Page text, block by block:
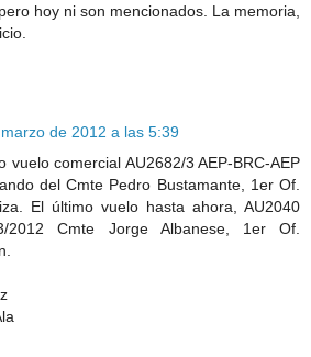
hoy ni son mencionados. La memoria,
de 2012 a las 5:39
vuelo comercial AU2682/3 AEP-BRC-AEP
del Cmte Pedro Bustamante, 1er Of.
El último vuelo hasta ahora, AU2040
2012 Cmte Jorge Albanese, 1er Of.